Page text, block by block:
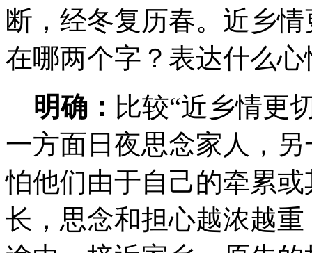
断，经冬复历春。近乡
在哪两个字？表达什么
明确： 比较“近乡情更
一方面日夜思念家人，
怕他们由于自己的牵累
长，思念和担心越浓越